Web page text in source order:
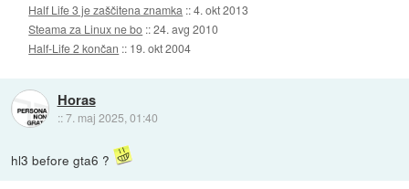
Half Life 3 je zaščitena znamka ::4. okt 2013
Steama za Linux ne bo ::24. avg 2010
Half-Life 2 končan :: 19. okt 2004
Horas
::7. maj 2025, 01:40
hl3 before gta6 ?